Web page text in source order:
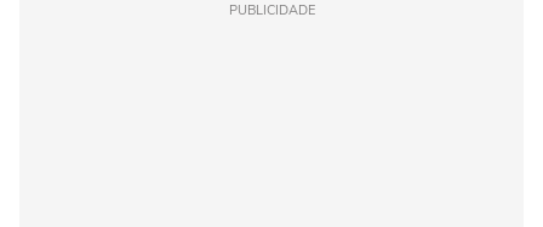
PUBLICIDADE